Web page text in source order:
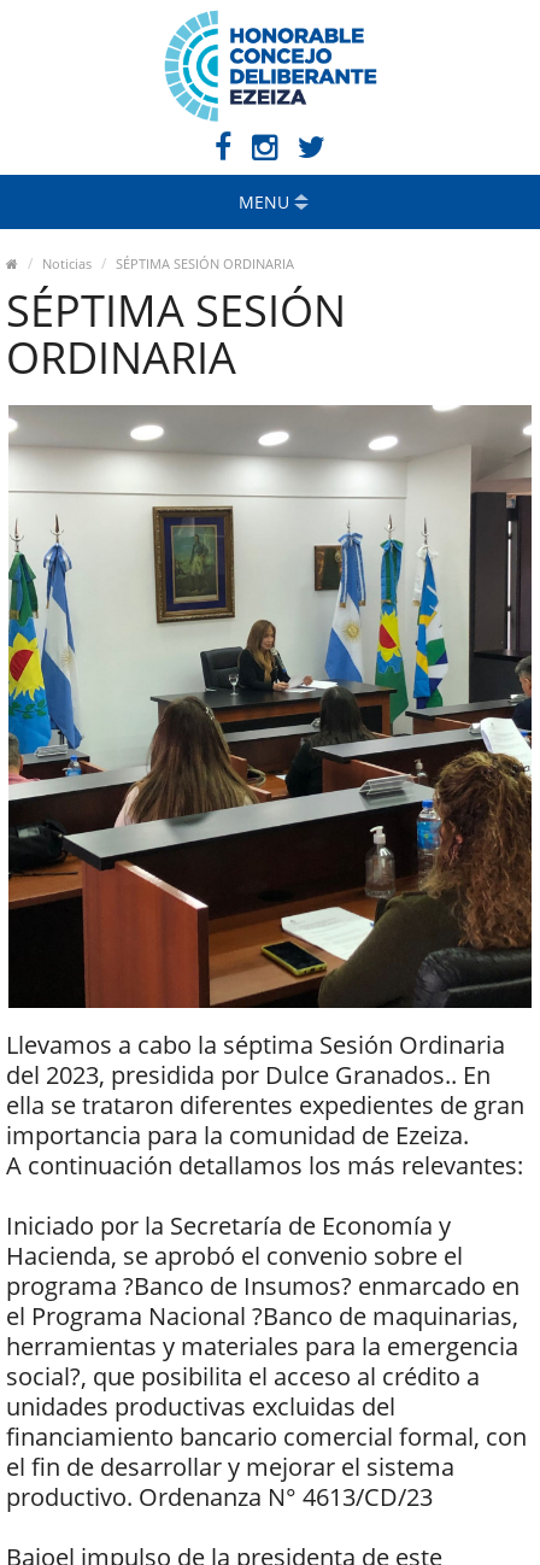
MENU
Noticias SÉPTIMA SESIÓN ORDINARIA
SÉPTIMA SESIÓN
ORDINARIA
Llevamos a cabo la séptima Sesión Ordinaria
del 2023, presidida por Dulce Granados.. En
ella se trataron diferentes expedientes de gran
importancia para la comunidad de Ezeiza.
A continuación detallamos los más relevantes:
Iniciado por la Secretaría de Economía y
Hacienda, se aprobó el convenio sobre el
programa ?Banco de Insumos? enmarcado en
el Programa Nacional ?Banco de maquinarias,
herramientas y materiales para la emergencia
social?, que posibilita el acceso al crédito a
unidades productivas excluidas del
financiamiento bancario comercial formal, con
el fin de desarrollar y mejorar el sistema
productivo. Ordenanza N° 4613/CD/23
Bajoel impulso de la presidenta de este